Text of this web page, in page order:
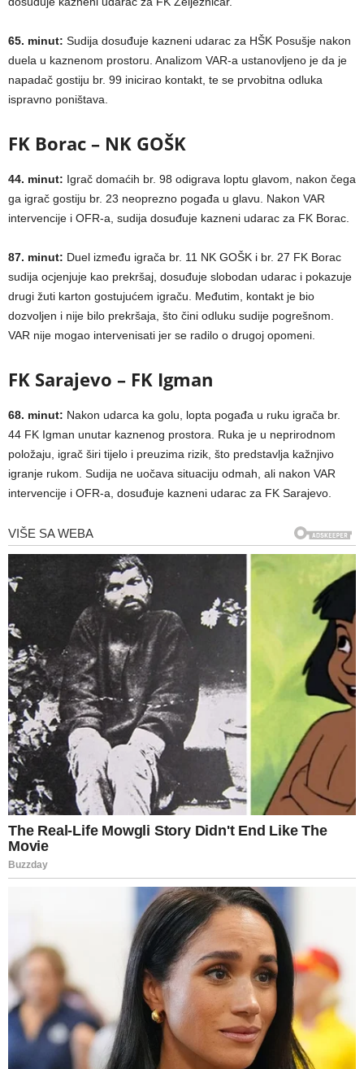
65. minut: Sudija dosuđuje kazneni udarac za HŠK Posušje nakon
duela u kaznenom prostoru. Analizom VAR-a ustanovljeno je da je
napadač gostiju br. 99 inicirao kontakt, te se prvobitna odluka
ispravno poništava.
FK Borac – NK GOŠK
44. minut: Igrač domaćih br. 98 odigrava loptu glavom, nakon čega
ga igrač gostiju br. 23 neoprezno pogađa u glavu. Nakon VAR
intervencije i OFR-a, sudija dosuđuje kazneni udarac za FK Borac.
87. minut: Duel između igrača br. 11 NK GOŠK i br. 27 FK Borac
sudija ocjenjuje kao prekršaj, dosuđuje slobodan udarac i pokazuje
drugi žuti karton gostujućem igraču. Međutim, kontakt je bio
dozvoljen i nije bilo prekršaja, što čini odluku sudije pogrešnom.
VAR nije mogao intervenisati jer se radilo o drugoj opomeni.
FK Sarajevo – FK Igman
68. minut: Nakon udarca ka golu, lopta pogađa u ruku igrača br.
44 FK Igman unutar kaznenog prostora. Ruka je u neprirodnom
položaju, igrač širi tijelo i preuzima rizik, što predstavlja kažnjivo
igranje rukom. Sudija ne uočava situaciju odmah, ali nakon VAR
intervencije i OFR-a, dosuđuje kazneni udarac za FK Sarajevo.